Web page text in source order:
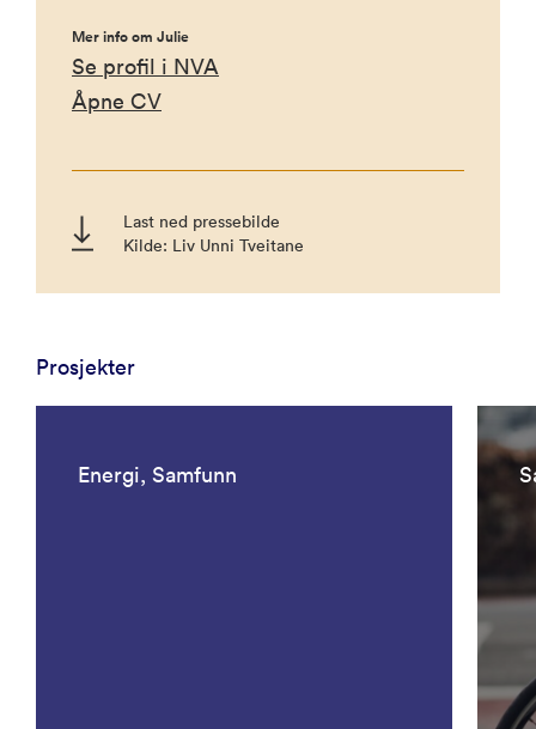
Mer info om Julie
Se profil i NVA
Åpne CV
Last ned pressebilde
Kilde: Liv Unni Tveitane
Prosjekter
Energi, Samfunn